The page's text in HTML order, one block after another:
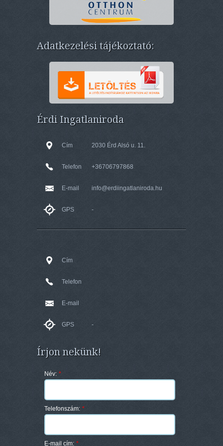
Adatkezelési tájékoztató:
Érdi Ingatlaniroda
Cím 2030 Érd Alsó u. 11.
Telefon +36706797868
E-mail info@erdiingatlaniroda.hu
GPS -
Cím
Telefon
E-mail
GPS -
Írjon nekünk!
Név: *
Telefonszám: *
E-mail cím: *